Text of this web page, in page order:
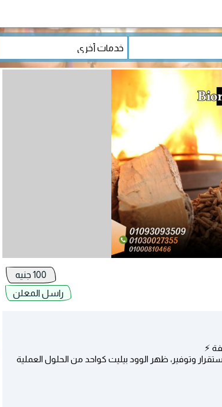
راسل المعلن
وتوفير، ظهر الوود بيليت كواحد من الحلول العملية